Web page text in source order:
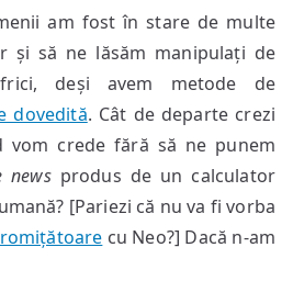
am fost în stare de multe
și să ne lăsăm manipulați de
deși avem metode de
dovedită. Cât de departe crezi
vom crede fără să ne punem
newsprodus de un calculator
[Pariezi că nu va fi vorba
cu Neo?] Dacă n-am